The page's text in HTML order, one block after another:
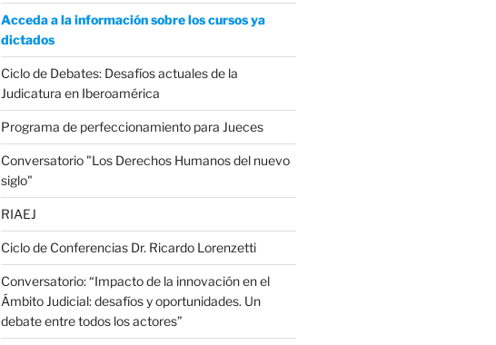
Acceda a la información sobre los cursos ya
dictados
Ciclo de Debates: Desafíos actuales de la
Judicatura en Iberoamérica
Programa de perfeccionamiento para Jueces
Conversatorio "Los Derechos Humanos del nuevo
siglo"
RIAEJ
Ciclo de Conferencias Dr. Ricardo Lorenzetti
Conversatorio: “Impacto de la innovación en el
Ámbito Judicial: desafíos y oportunidades. Un
debate entre todos los actores”